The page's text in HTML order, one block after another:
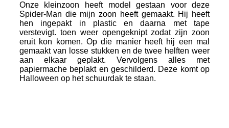
Onze kleinzoon heeft model gestaan voor deze
Spider-Man die mijn zoon heeft gemaakt. Hij heeft
hen ingepakt in plastic en daarna met tape
verstevigt. toen weer opengeknipt zodat zijn zoon
eruit kon komen. Op die manier heeft hij een mal
gemaakt van losse stukken en de twee helften weer
aan elkaar geplakt. Vervolgens alles met
papiermache beplakt en geschilderd. Deze komt op
Halloween op het schuurdak te staan.